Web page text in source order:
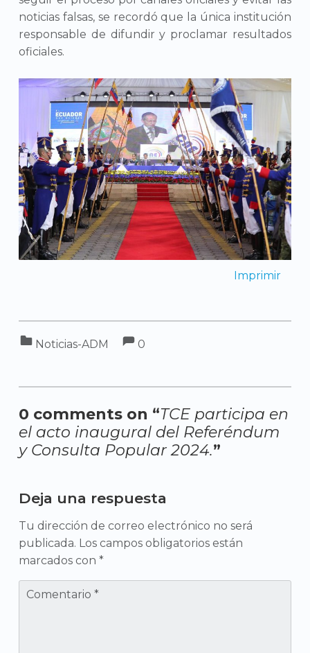
noticias falsas, se recordó que la única institución
responsable de difundir y proclamar resultados
oficiales.
Imprimir
Noticias-ADM
Comments:
Comments:
0
0 comments on “TCE participa en
el acto inaugural del Referéndum
y Consulta Popular 2024.”
Deja una respuesta
Tu dirección de correo electrónico no ser
publicada. Los campos obligatorios están
marcados con *